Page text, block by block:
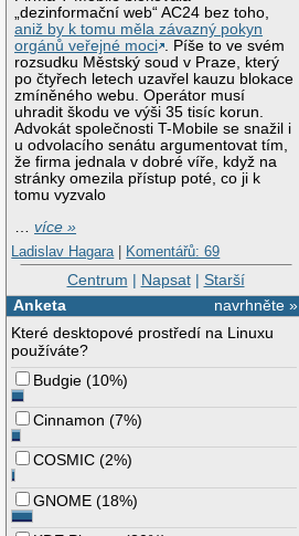
„dezinformační web“ AC24 bez toho,
aniž by k tomu měla závazný pokyn
orgánů veřejné moci . Píše to ve svém
rozsudku Městský soud v Praze, který
po čtyřech letech uzavřel kauzu blokace
zmíněného webu. Operátor musí
uhradit škodu ve výši 35 tisíc korun.
Advokát společnosti T-Mobile se snažil i
u odvolacího senátu argumentovat tím,
že firma jednala v dobré víře, když na
stránky omezila přístup poté, co ji k
tomu vyzvalo
…více »
Ladislav Hagara | Komentářů: 69
Centrum | Napsat| Starší
navrhněte »
Anketa
Které desktopové prostředí na Linuxu
používáte?
Budgie (10%)
Cinnamon (7%)
COSMIC (2%)
GNOME (18%)